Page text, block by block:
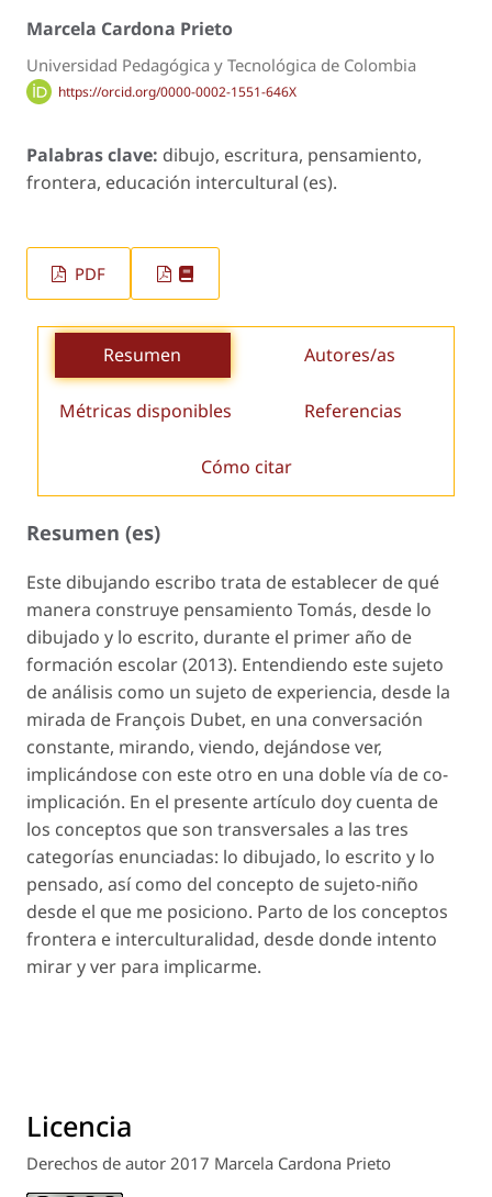
Marcela Cardona Prieto
Universidad Pedagógica y Tecnológica de Colombia
https://orcid.org/0000-0002-1551-646X
Palabras clave: dibujo, escritura, pensamiento,
frontera, educación intercultural (es).
PDF
Resumen Autores/as
Métricas disponibles Referencias
Cómo citar
Resumen (es)
Este dibujando escribo trata de establecer de qué
manera construye pensamiento Tomás, desde lo
dibujado y lo escrito, durante el primer año de
formación escolar (2013). Entendiendo este sujeto
de análisis como un sujeto de experiencia, desde la
mirada de François Dubet, en una conversación
constante, mirando, viendo, dejándose ver,
implicándose con este otro en una doble vía de co-
implicación. En el presente artículo doy cuenta de
los conceptos que son transversales a las tres
categorías enunciadas: lo dibujado, lo escrito y lo
pensado, así como del concepto de sujeto-niño
desde el que me posiciono. Parto de los conceptos
frontera e interculturalidad, desde donde intento
mirar y ver para implicarme.
Licencia
Derechos de autor 2017 Marcela Cardona Prieto